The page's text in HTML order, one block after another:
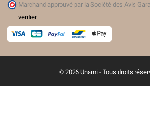
Marchand approuvé par la Société des Avis
vérifier.
© 2026 Unami - Tous droits